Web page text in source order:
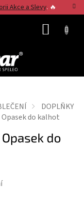
Akce a Slevy. 🔥
DOPLŇKY
Opasek do kalhot
Opasek do